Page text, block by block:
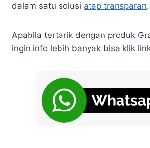
dalam satu solusi atap transparan.
Apabila tertarik dengan produk
ingin info lebih banyak bisa klik